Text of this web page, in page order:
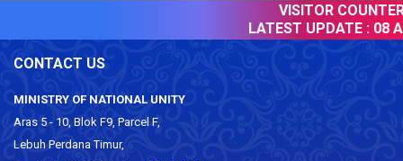
VISITOR COUNTER :
LATEST UPDATE : 08
CONTACT US
MINISTRY OF NATIONAL UNITY
Aras 5 - 10, Blok F9, Parcel F,
Lebuh Perdana Timur,